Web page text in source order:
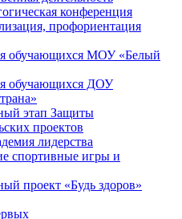
конференция
профориентация
обучающихся МОУ «Белый
обучающихся ДОУ
этап Защиты
проектов
лидерства
спортивные игры и
проект «Будь здоров»